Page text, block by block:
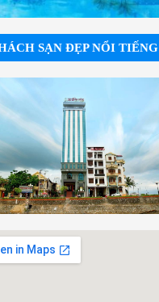
SẠN ĐẸP NỔI TIẾNG